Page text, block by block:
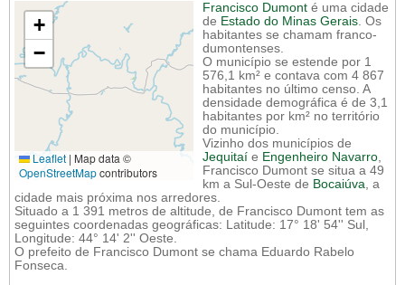
+
−
Leaflet | Map data ©
OpenStreetMapcontributors
Francisco Dumont é uma cidade
de Estado do Minas Gerais. Os
habitantes se chamam franco-
dumontenses.
O município se estende por 1
576,1 km² e contava com 4 867
habitantes no último censo. A
densidade demográfica é de 3,1
habitantes por km² no território
do município.
Vizinho dos municípios de
Jequitaí e Engenheiro Navarro,
Francisco Dumont se situa a 49
km a Sul-Oeste de Bocaiúva, a
cidade mais próxima nos arredores.
Situado a 1 391 metros de altitude, de Francisco Dumont tem as
seguintes coordenadas geográficas: Latitude: 17° 18' 54'' Sul,
Longitude: 44° 14' 2'' Oeste.
O prefeito de Francisco Dumont se chama Eduardo Rabelo
Fonseca.